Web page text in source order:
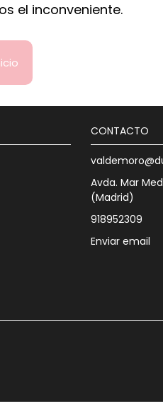
el inconveniente.
CONTACTO
Avda. Mar
(Madrid)
918952309
Enviar email